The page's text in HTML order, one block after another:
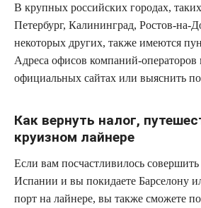
В крупных российских городах,
Петербург, Калининград, Ростов-на-
некоторых других, также имеются
Адреса офисов компаний-
официальных сайтах или выяснить
Как вернуть налог,
круизном лайнере
Если вам посчастливилось
Испании и вы покидаете Барселону
порт на лайнере, вы также сможете